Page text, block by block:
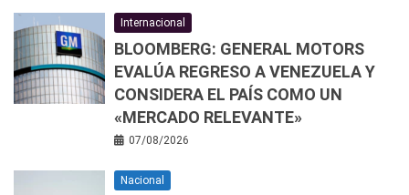
Internacional
BLOOMBERG: GENERAL MOTORS
EVALÚA REGRESO A VENEZUELA Y
CONSIDERA EL PAÍS COMO UN
«MERCADO RELEVANTE»
07/08/2026
Nacional